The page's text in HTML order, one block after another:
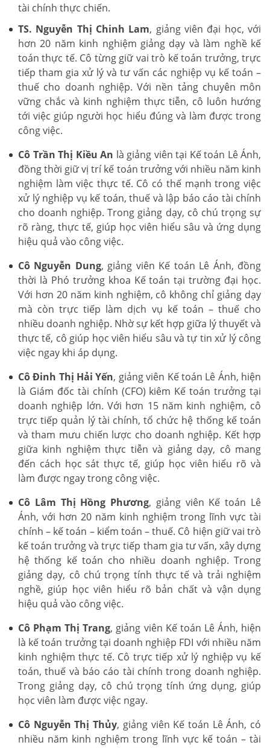
tài chính thực chiến.
TS. Nguyễn Thị Chinh Lam, giảng viên đại học, với
hơn 20 năm kinh nghiệm giảng dạy và làm nghề kế
toán thực tế. Cô từng giữ vai trò kế toán trưởng, trực
tiếp tham gia xử lý và tư vấn các nghiệp vụ kế toán –
thuế cho doanh nghiệp. Với nền tảng chuyên môn
vững chắc và kinh nghiệm thực tiễn, cô luôn hướng
tới việc giúp người học hiểu đúng và làm được trong
công việc.
Cô Trần Thị Kiều An là giảng viên tại Kế toán Lê Ánh,
đồng thời giữ vị trí kế toán trưởng với nhiều năm kinh
nghiệm làm việc thực tế. Cô có thế mạnh trong việc
xử lý nghiệp vụ kế toán, thuế và lập báo cáo tài chính
cho doanh nghiệp. Trong giảng dạy, cô chú trọng sự
rõ ràng, thực tế, giúp học viên hiểu sâu và ứng dụng
hiệu quả vào công việc.
Cô Nguyễn Dung, giảng viên Kế toán Lê Ánh, đồng
thời là Phó trưởng khoa Kế toán tại trường đại học.
Với hơn 20 năm kinh nghiệm, cô không chỉ giảng dạy
mà còn trực tiếp làm dịch vụ kế toán – thuế cho
nhiều doanh nghiệp. Nhờ sự kết hợp giữa lý thuyết và
thực tế, cô giúp học viên hiểu sâu và tự tin xử lý công
việc ngay khi áp dụng.
Cô Đinh Thị Hải Yến, giảng viên Kế toán Lê Ánh, hiện
là Giám đốc tài chính (CFO) kiêm Kế toán trưởng tại
doanh nghiệp lớn. Với hơn 15 năm kinh nghiệm, cô
trực tiếp quản lý tài chính, tổ chức hệ thống kế toán
và tham mưu chiến lược cho doanh nghiệp. Kết hợp
giữa kinh nghiệm thực tiễn và giảng dạy, cô mang
đến cách học sát thực tế, giúp học viên hiểu rõ và
làm được ngay trong công việc.
Cô Lâm Thị Hồng Phương, giảng viên Kế toán Lê
Ánh, với hơn 20 năm kinh nghiệm trong lĩnh vực tài
chính – kế toán – kiểm toán – thuế. Cô hiện giữ vai trò
kế toán trưởng và trực tiếp tham gia tư vấn, xây dựng
hệ thống kế toán cho nhiều doanh nghiệp. Trong
giảng dạy, cô chú trọng tính thực tế và trải nghiệm
nghề, giúp học viên hiểu rõ bản chất và vận dụng
hiệu quả vào công việc.
Cô Phạm Thị Trang, giảng viên Kế toán Lê Ánh, hiện
là kế toán trưởng tại doanh nghiệp FDI với nhiều năm
kinh nghiệm thực tế. Cô trực tiếp xử lý nghiệp vụ kế
toán, thuế và báo cáo tài chính trong doanh nghiệp.
Trong giảng dạy, cô chú trọng tính ứng dụng, giúp
học viên làm được việc ngay.
Cô Nguyễn Thị Thủy, giảng viên Kế toán Lê Ánh, có
nhiều năm kinh nghiệm trong lĩnh vực kế toán – tài